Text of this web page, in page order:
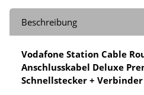
Beschreibung
Vodafone Station Cable
Anschlusskabel Deluxe
Schnellstecker + Verbinder